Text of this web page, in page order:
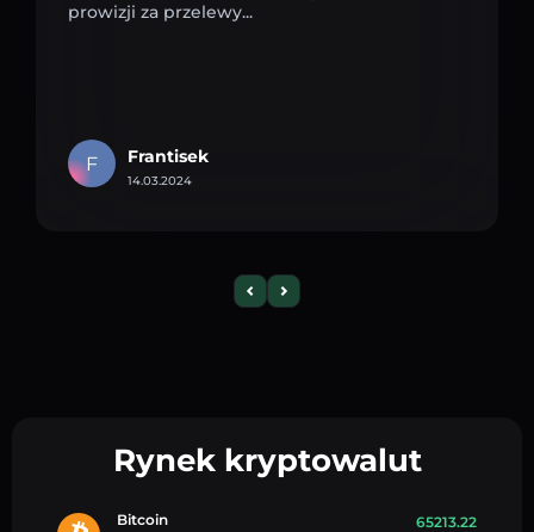
prowizji za przelewy...
F Frantisek
14.03.2024
Rynek kryptowalut
Bitcoin
65213.22